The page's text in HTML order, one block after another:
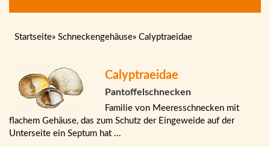
Startseite» Schneckengehäuse» Calyptraeidae
Calyptraeidae
Pantoffelschnecken
Familie von Meeresschnecken mit
flachem Gehäuse, das zum Schutz der Eingeweide auf der
Unterseite ein Septum hat ...